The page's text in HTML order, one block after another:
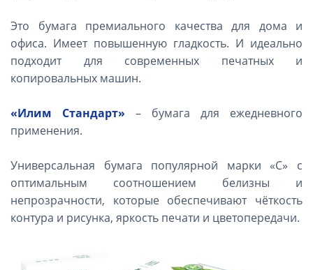
Это бумага премиального качества для дома и
офиса. Имеет повышенную гладкость. И идеально
подходит для современных печатных и
копировальных машин.
«Илим Стандарт» – бумага для ежедневного
применения.
Универсальная бумага популярной марки «С» с
оптимальным соотношением белизны и
непрозрачности, которые обеспечивают чёткость
контура и рисунка, яркость печати и цветопередачи.